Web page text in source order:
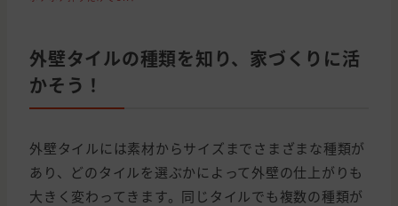
外壁タイルの種類を知り、家づくりに活
かそう！
外壁タイルには素材からサイズまでさまざまな種類が
あり、どのタイルを選ぶかによって外壁の仕上がりも
大きく変わってきます。同じタイルでも複数の種類が